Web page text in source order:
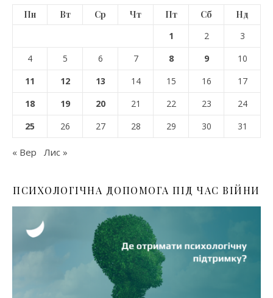
Пн Вт Ср Чт Пт Сб
Нд
1
2
3
4
5 6 7 8 9
10
11
12 13 14 15 16
17
18
19 20 21 22 23
24
25
26 27 28 29 30 31
« Вер Лис »
ПСИХОЛОГІЧНА ДОПОМОГА ПІД ЧАС ВІЙНИ